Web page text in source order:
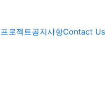
프로젝트공지사항Contact Us